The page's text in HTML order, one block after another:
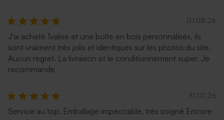
Enveloppe voeux longue
rose nude
Enveloppe voeux longue
01.08.26
J'ai acheté 1valise et une boîte en bois personnalisés, ils
sont vraiment très jolis et identiques sur les photos du site.
Aucun regret. La livraison et le conditionnement super. Je
recommande
31.07.26
Service au top. Emballage impeccable, très soigné Encore